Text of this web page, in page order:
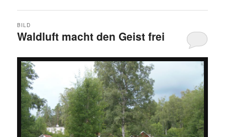
Waldluft macht den Geist frei
BILD